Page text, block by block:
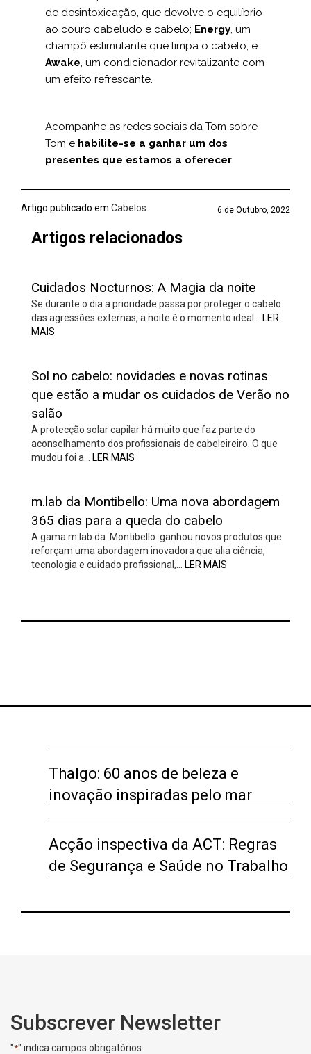
de desintoxicação, que devolve o equilíbrio
ao couro cabeludo e cabelo; Energy, um
champô estimulante que limpa o cabelo; e
Awake, um condicionador revitalizante com
um efeito refrescante.
Acompanhe as redes sociais da Tom sobre
Tom e habilite-se a ganhar um dos
presentes que estamos a oferecer.
Artigo publicado em Cabelos 6 de Outubro, 2022
Artigos relacionados
Cuidados Nocturnos: A Magia da noite
Se durante o dia a prioridade passa por proteger o cabelo
das agressões externas, a noite é o momento ideal…
LER
MAIS
Sol no cabelo: novidades e novas rotinas
que estão a mudar os cuidados de Verão no
salão
A protecção solar capilar há muito que faz parte do
aconselhamento dos profissionais de cabeleireiro. O que
mudou foi a…
LER MAIS
m.lab da Montibello: Uma nova abordagem
365 dias para a queda do cabelo
A gama m.lab da Montibello ganhou novos produtos que
reforçam uma abordagem inovadora que alia ciência,
tecnologia e cuidado profissional,…
LER MAIS
Thalgo: 60 anos de beleza e
inovação inspiradas pelo mar
Acção inspectiva da ACT: Regras
de Segurança e Saúde no Trabalho
Subscrever Newsletter
"*" indica campos obrigatórios